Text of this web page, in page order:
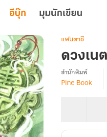
อีบุ๊ก มุมนักเขียน
แฟนตาซี
ดวงเน
เรื่อง
ชะตา
สำนักพิมพ์
Pine Book